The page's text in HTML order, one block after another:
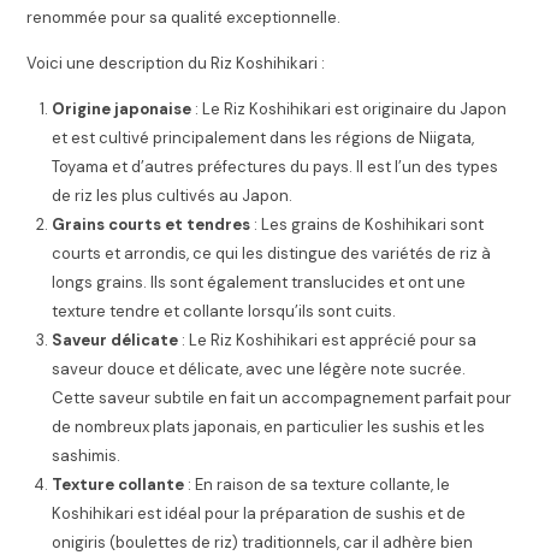
renommée pour sa qualité exceptionnelle.
Voici une description du Riz Koshihikari :
Origine japonaise : Le Riz Koshihikari est originaire du Japon
et est cultivé principalement dans les régions de Niigata,
Toyama et d’autres préfectures du pays. Il est l’un des types
de riz les plus cultivés au Japon.
Grains courts et tendres : Les grains de Koshihikari sont
courts et arrondis, ce qui les distingue des variétés de riz à
longs grains. Ils sont également translucides et ont une
texture tendre et collante lorsqu’ils sont cuits.
Saveur délicate : Le Riz Koshihikari est apprécié pour sa
saveur douce et délicate, avec une légère note sucrée.
Cette saveur subtile en fait un accompagnement parfait pour
de nombreux plats japonais, en particulier les sushis et les
sashimis.
Texture collante : En raison de sa texture collante, le
Koshihikari est idéal pour la préparation de sushis et de
onigiris (boulettes de riz) traditionnels, car il adhère bien